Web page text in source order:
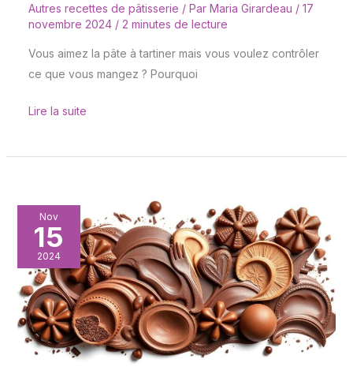
Autres recettes de pâtisserie / Par Maria Girardeau / 17
novembre 2024 / 2 minutes de lecture
Vous aimez la pâte à tartiner mais vous voulez contrôler
ce que vous mangez ? Pourquoi
Lire la suite
Nov
15
2024
Décors
et
moulages
en
chocolat
:
astuces
et